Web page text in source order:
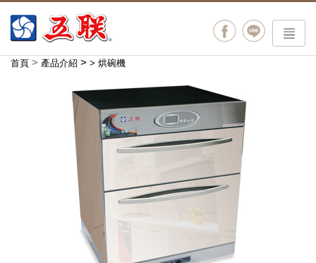
menu
首頁 > 產品介紹 > > 烘碗機